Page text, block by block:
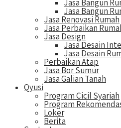
Jasa Bangun
Jasa Bangun
Jasa Renovasi Rumah
Jasa Perbaikan
Jasa Design
Jasa Desain
Jasa Desain
Perbaikan Atap
Jasa Bor Sumur
Jasa Galian Tanah
Qyusi
Program Cicil Syariah
Program
Loker
Berita